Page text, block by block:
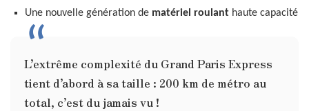
Une nouvelle génération de matériel roulanthaute capacité
L’extrême complexité du Grand Paris Express
tient d’abord à sa taille : 200 km de métro au
total, c’est du jamais vu !